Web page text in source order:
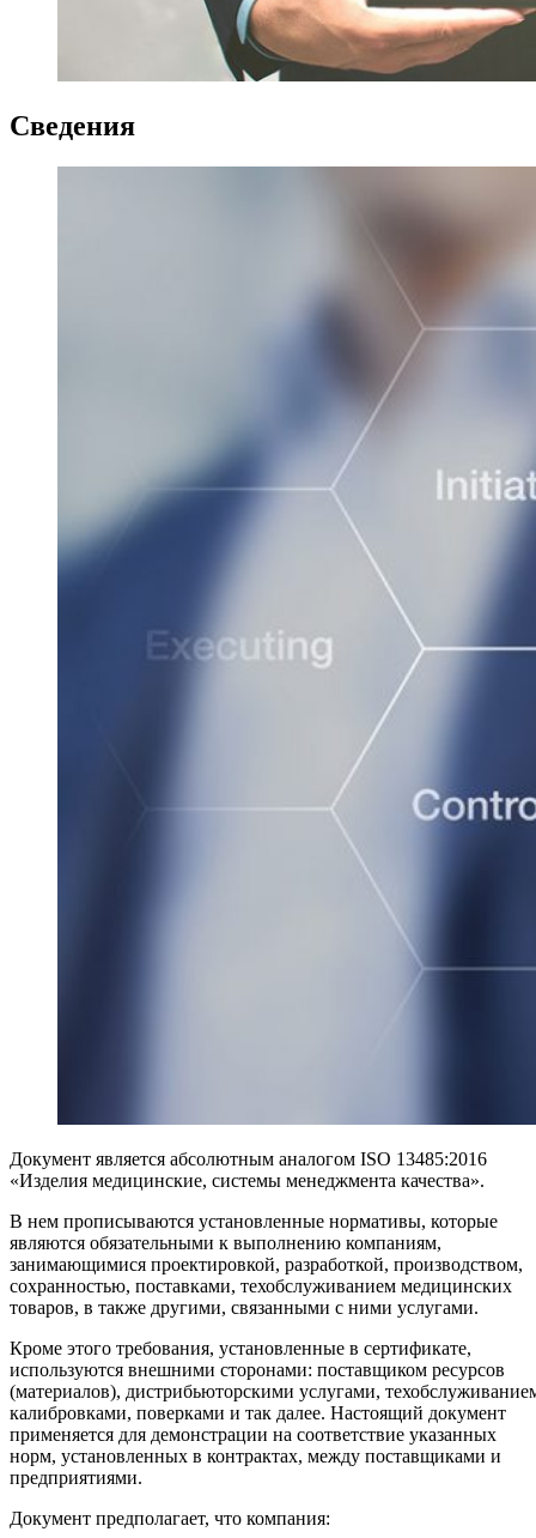
Сведения
Документ является абсолютным аналогом ISO 13485:2016
«Изделия медицинские, системы менеджмента качества».
В нем прописываются установленные нормативы, которые
являются обязательными к выполнению компаниям,
занимающимися проектировкой, разработкой, производством,
сохранностью, поставками, техобслуживанием медицинских
товаров, в также другими, связанными с ними услугами.
Кроме этого требования, установленные в сертификате,
используются внешними сторонами: поставщиком ресурсов
(материалов), дистрибьюторскими услугами,
калибровками, поверками и так далее. Настоящий документ
применяется для демонстрации на соответствие указанных
норм, установленных в контрактах, между поставщиками и
предприятиями.
Документ предполагает, что компания: